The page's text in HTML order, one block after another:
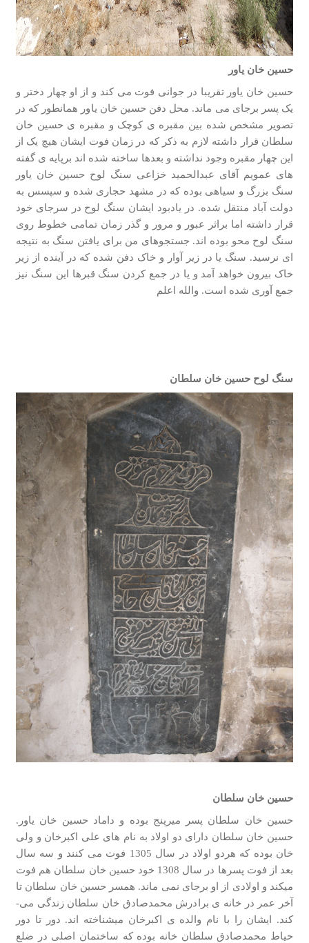
حسین خان یاور
حسین خان یاور تقریبا در جوانی فوت می کند و از او چهار دختر و
یک پسر برجای می ماند. محل دفن حسین خان یاور همانطور که در
تصویر مشخص شده بین مقبره ی کوچک و مقبره ی حسین خان
سلطان قرار داشته لازم به ذکر که در زمان فوت ایشان هیچ یک از
این چهار مقبره وجود نداشته و بعدها ساخته شده اند برپایه ی گفته
های عمویم آقای عبدالحمید خزاعی سنگ لوح حسین خان یاور
سنگ بزرگ و سیاهی بوده که در مشهد حجاری شده و سپسس به
دولت آباد منتقل شده. در یادبود ایشان سنگ لوح در سرجای خود
قرار داشته اما براثر عبور و مرور و گذر زمان تمامی خطوط روی
سنگ لوح محو بوده اند. جستجوهای من برای یافتن سنگ به نتیجه
ای نرسید. سنگ یا در زیر آوار و خاک دفن شده که در آینده از زیر
خاک بیرون خواهد آمد و یا در جمع کردن سنگ قبرها این سنگ نیز
جمع آوری شده است. والله اعلم
سنگ لوح حسین خان سلطان
حسین خان سلطان
حسین خان سلطان پسر میرپنج بوده و داماد حسین خان یاور.
حسین خان سلطان دارای دو اولاد به نام­ های علی اکبرخان و ولی
خان بوده که هردو اولاد در سال 1305 فوت می­ کنند و سه سال
بعد از فوت پسرها در سال 1308 خود حسین خان سلطان هم فوت
می­کند و اولادی از او برجای نمی­ ماند. همسر حسین خان سلطان تا
آخر عمر در خانه­ ی برادرش محمدصادق خان سلطان زندگی می­
کند. ایشان را با نام والده­ ی اکبرخان می­شناخته­ اند. دور تا دور
حیاط محمدصادق سلطان خانه بوده که ساختمان اصلی در ضلع